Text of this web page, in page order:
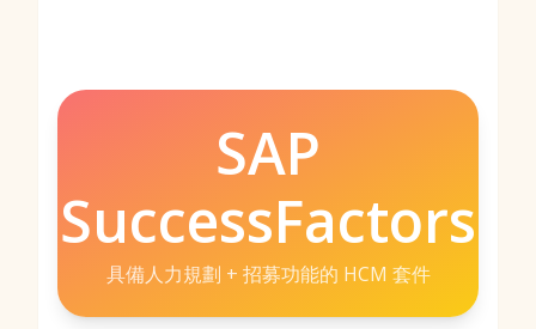
SAP
SuccessFactors
具備人力規劃 + 招募功能的 HCM 套件